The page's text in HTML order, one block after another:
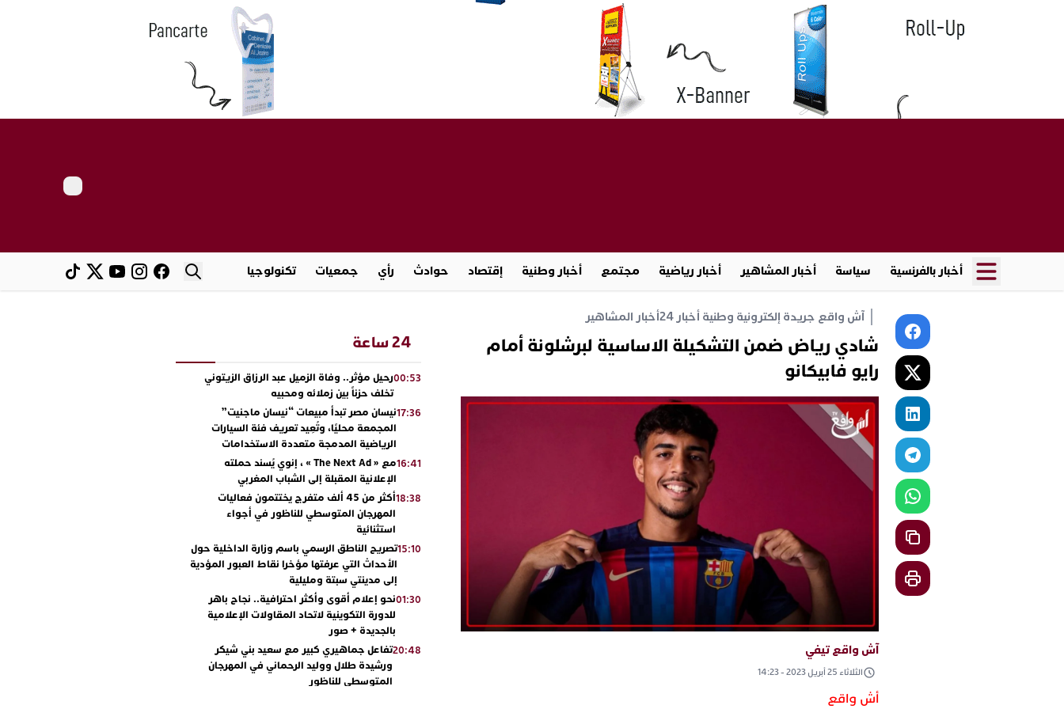
أخبار بالفرنسية سياسة أخبار المشاهير أخبار رياضية مجتمع أخبار وطنية إقتصاد حوادث رأي جمعيات تكنولوجيا
آش واقع جريدة إلكترونية وطنية أخبار 24 أخبار المشاهير
شادي رياض ضمن التشكيلة الاساسية لبرشلونة أمام
رايو فابيكانو
آش واقع تيفي
الثلاثاء 25 أبريل 2023 - 14:23
أش واقع
24 ساعة
00:53رحيل مؤثر.. وفاة الزميل عبد الرزاق الزيتوني
تخلف حزناً بين زملائه ومحبيه
17:36نيسان مصر تبدأ مبيعات “نيسان ماجنيت”
المجمعة محليًا، وتُعِيد تعريف فئة السيارات
الرياضية المدمجة متعددة الاستخدامات
16:41
مع « The Next Ad » ، إنوي يُسند حملته
الإعلانية المقبلة إلى الشباب المغربي
18:38
أكثر من 45 ألف متفرج يختتمون فعاليات
المهرجان المتوسطي للناظور في أجواء
استثنائية
15:10تصريح الناطق الرسمي باسم وزارة الداخلية حول
الأحداث التي عرفتها مؤخرا نقاط العبور المؤدية
إلى مدينتي سبتة ومليلية
01:30نحو إعلام أقوى وأكثر احترافية.. نجاح باهر
للدورة التكوينية لاتحاد المقاولات الإعلامية
بالجديدة + صور
20:48تفاعل جماهيري كبير مع سعيد بني شيكر
ورشيدة طلال ووليد الرحماني في المهرجان
المتوسطي للناظور